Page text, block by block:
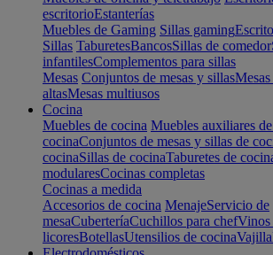
escritorioEstanterías
Muebles de Gaming Sillas gaming
Sillas TaburetesBancosSillas de comedor
infantilesComplementos para sillas
Mesas Conjuntos de mesas y sillas
altasMesas multiusos
Cocina
Muebles de cocina Muebles auxiliares
cocinaConjuntos de mesas y sillas de
cocinaSillas de cocinaTaburetes de
modularesCocinas completas
Cocinas a medida
Accesorios de cocina MenajeServicio de
mesaCuberteríaCuchillos para chef
licoresBotellasUtensilios de cocinaVajilla